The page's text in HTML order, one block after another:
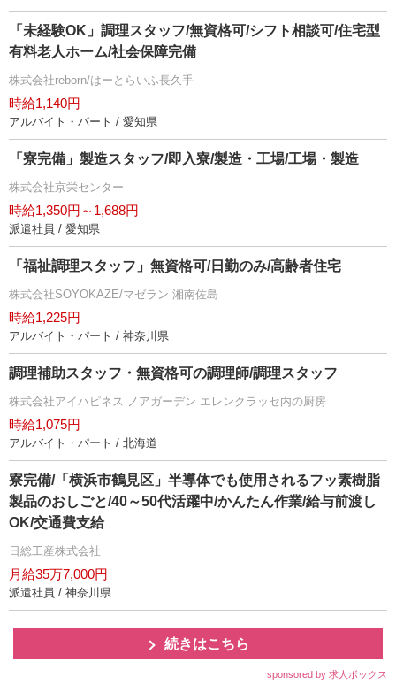
「未経験OK」調理スタッフ/無資格可/シフト相談可/住宅型
有料老人ホーム/社会保障完備
株式会社reborn/はーとらいふ長久手
時給1,140円
アルバイト・パート / 愛知県
「寮完備」製造スタッフ/即入寮/製造・工場/工場・製造
株式会社京栄センター
時給1,350円～1,688円
派遣社員 / 愛知県
「福祉調理スタッフ」無資格可/日勤のみ/高齢者住宅
株式会社SOYOKAZE/マゼラン 湘南佐島
時給1,225円
アルバイト・パート / 神奈川県
調理補助スタッフ・無資格可の調理師/調理スタッフ
株式会社アイハピネス ノアガーデン エレンクラッセ内の厨房
時給1,075円
アルバイト・パート / 北海道
寮完備/「横浜市鶴見区」半導体でも使用されるフッ素樹脂
製品のおしごと/40～50代活躍中/かんたん作業/給与前渡し
OK/交通費支給
日総工産株式会社
月給35万7,000円
派遣社員 / 神奈川県
続きはこちら
sponsored by 求人ボックス